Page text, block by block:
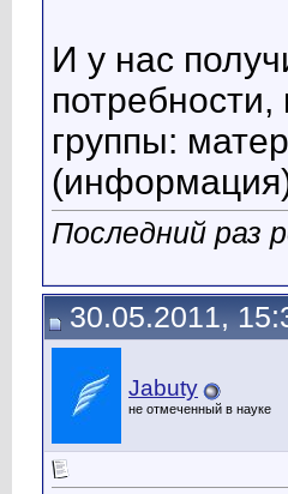
И у нас
группы:
Последний раз
30.05.2011,
Jabuty
не отмеченный в науке